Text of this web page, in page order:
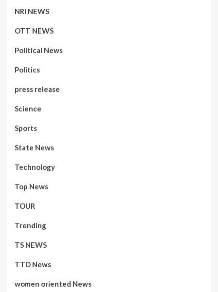
NRI NEWS
OTT NEWS
Political News
Politics
press release
Science
Sports
State News
Technology
Top News
TOUR
Trending
TS NEWS
TTD News
women oriented News